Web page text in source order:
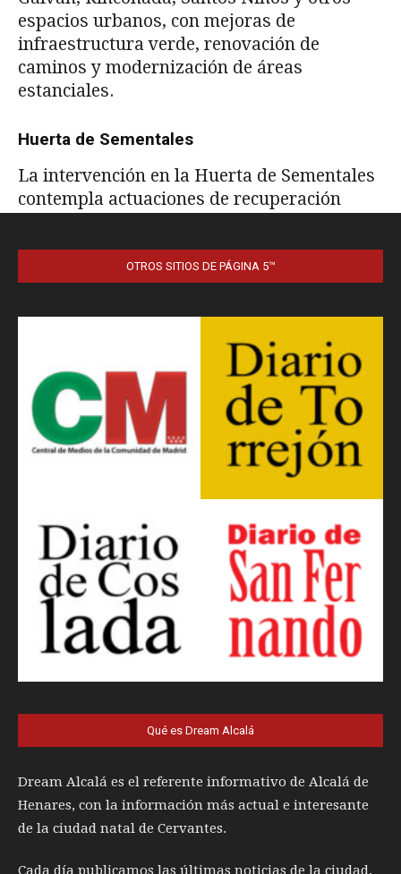
OTROS SITIOS DE PÁGINA 5™
Qué es Dream Alcalá
Dream Alcalá es el referente informativo de Alcalá de
Henares, con la información más actual e interesante
de la ciudad natal de Cervantes.
Cada día publicamos las últimas noticias de la ciudad,